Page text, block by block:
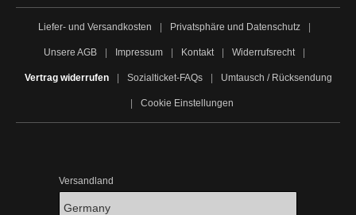
Liefer- und Versandkosten Privatsphäre und Datenschutz
Unsere AGB Impressum Kontakt Widerrufsrecht
Vertrag widerrufen Sozialticket-FAQs Umtausch / Rücksendung
Cookie Einstellungen
Versandland